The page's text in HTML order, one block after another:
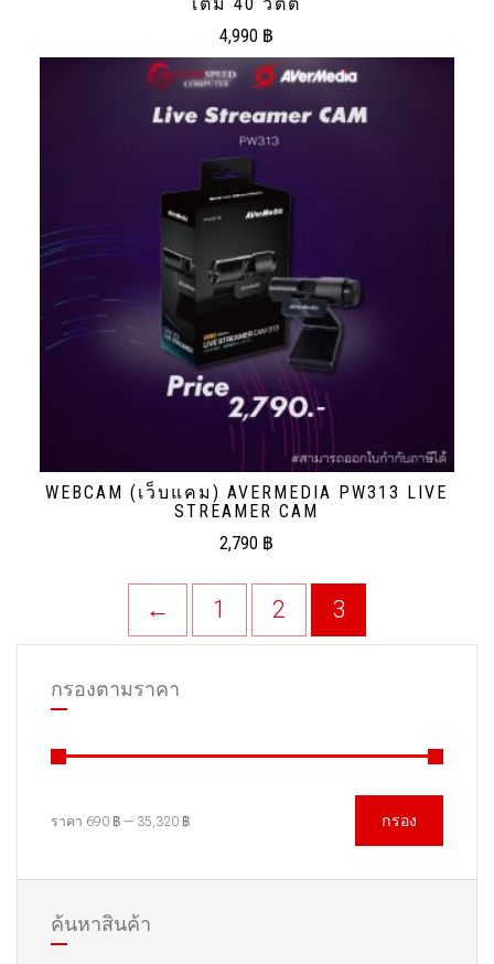
4,990 ฿
WEBCAM (เว็บแคม) AVERMEDIA PW313 LIVE
STREAMER CAM
2,790 ฿
← 1 2 3
กรองตามราคา
กรอง
ราคา 690 ฿ — 35,320 ฿
ค้นหาสินค้า